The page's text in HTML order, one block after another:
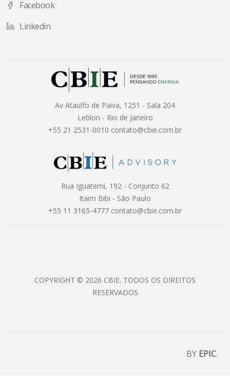
Facebook
Linkedin
Av Ataulfo de Paiva, 1251 - Sala 204
Leblon - Rio de Janeiro
+55 21 2531-0010 contato@cbie.com.br
Rua Iguatemi, 192 - Conjunto 62
Itaim Bibi - São Paulo
+55 11 3165-4777 contato@cbie.com.br
COPYRIGHT © 2026 CBIE. TODOS OS DIREITOS
RESERVADOS
BY EPIC.